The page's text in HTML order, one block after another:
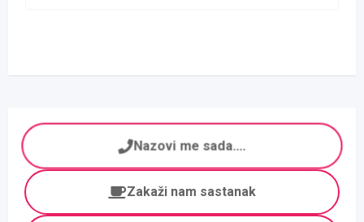
Nazovi me sada....
Zakaži nam sastanak